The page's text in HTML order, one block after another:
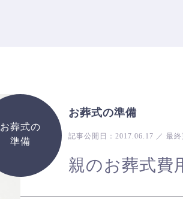
お葬式の
準備
お葬式の準備
記事公開日：2017.06.17 ／ 最
親のお葬式費